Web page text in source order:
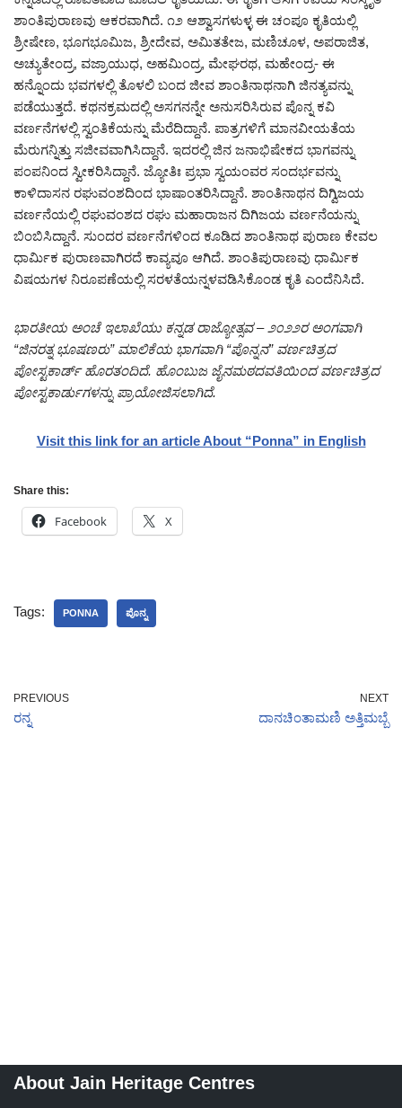
ಶಾಂತಿಪುರಾಣವು ಆಕರವಾಗಿದೆ. ೧೨ ಆಶ್ವಾಸಗಳುಳ್ಳ ಈ ಚಂಪೂ ಕೃತಿಯಲ್ಲಿ
ಶ್ರೀಷೇಣ, ಭೂಗಭೂಮಿಜ, ಶ್ರೀದೇವ, ಅಮಿತತೇಜ, ಮಣಿಚೂಳ, ಅಪರಾಜಿತ,
ಅಚ್ಯುತೇಂದ್ರ, ವಜ್ರಾಯುಧ, ಅಹಮಿಂದ್ರ, ಮೇಘರಥ, ಮಹೇಂದ್ರ- ಈ
ಹನ್ನೊಂದು ಭವಗಳಲ್ಲಿ ತೊಳಲಿ ಬಂದ ಜೀವ ಶಾಂತಿನಾಥನಾಗಿ ಜಿನತ್ಯವನ್ನು
ಪಡೆಯುತ್ತದೆ. ಕಥನಕ್ರಮದಲ್ಲಿ ಅಸಗನನ್ನೇ ಅನುಸರಿಸಿರುವ ಪೊನ್ನ ಕವಿ
ವರ್ಣನೆಗಳಲ್ಲಿ ಸ್ವಂತಿಕೆಯನ್ನು ಮೆರೆದಿದ್ದಾನೆ. ಪಾತ್ರಗಳಿಗೆ ಮಾನವೀಯತೆಯ
ಮೆರುಗನ್ನಿತ್ತು ಸಜೀವವಾಗಿಸಿದ್ದಾನೆ. ಇದರಲ್ಲಿ ಜಿನ ಜನಾಭಿಷೇಕದ ಭಾಗವನ್ನು
ಪಂಪನಿಂದ ಸ್ವೀಕರಿಸಿದ್ದಾನೆ. ಜ್ಯೋತಿಃ ಪ್ರಭಾ ಸ್ವಯಂವರ ಸಂದರ್ಭವನ್ನು
ಕಾಳಿದಾಸನ ರಘುವಂಶದಿಂದ ಭಾಷಾಂತರಿಸಿದ್ದಾನೆ. ಶಾಂತಿನಾಥನ ದಿಗ್ವಿಜಯ
ವರ್ಣನೆಯಲ್ಲಿ ರಘುವಂಶದ ರಘು ಮಹಾರಾಜನ ದಿಗಿಜಯ ವರ್ಣನೆಯನ್ನು
ಬಿಂಬಿಸಿದ್ದಾನೆ. ಸುಂದರ ವರ್ಣನೆಗಳಿಂದ ಕೂಡಿದ ಶಾಂತಿನಾಥ ಪುರಾಣ ಕೇವಲ
ಧಾರ್ಮಿಕ ಪುರಾಣವಾಗಿರದೆ ಕಾವ್ಯವೂ ಆಗಿದೆ. ಶಾಂತಿಪುರಾಣವು ಧಾರ್ಮಿಕ
ವಿಷಯಗಳ ನಿರೂಪಣೆಯಲ್ಲಿ ಸರಳತೆಯನ್ನಳವಡಿಸಿಕೊಂಡ ಕೃತಿ ಎಂದೆನಿಸಿದೆ.
ಭಾರತೀಯ ಅಂಚೆ ಇಲಾಖೆಯು ಕನ್ನಡ ರಾಜ್ಯೋತ್ಸವ – ೨೦೨೨ರ ಅಂಗವಾಗಿ
“ಜಿನರತ್ನ ಭೂಷಣರು” ಮಾಲಿಕೆಯ ಭಾಗವಾಗಿ “ಪೊನ್ನನ” ವರ್ಣಚಿತ್ರದ
ಪೋಸ್ಟಕಾರ್ಡ್ ಹೊರತಂದಿದೆ. ಹೊಂಬುಜ ಜೈನಮಠದವತಿಯಿಂದ ವರ್ಣಚಿತ್ರದ
ಪೋಸ್ಟಕಾರ್ಡುಗಳನ್ನು ಪ್ರಾಯೋಜಿಸಲಾಗಿದೆ.
Visit this link for an article About “Ponna” in English
Share this:
Facebook X
Tags: PONNA ಪೊನ್ನ
PREVIOUS
ರನ್ನ
NEXT
ದಾನಚಿಂತಾಮಣಿ ಅತ್ತಿಮಬ್ಬೆ
About Jain Heritage Centres